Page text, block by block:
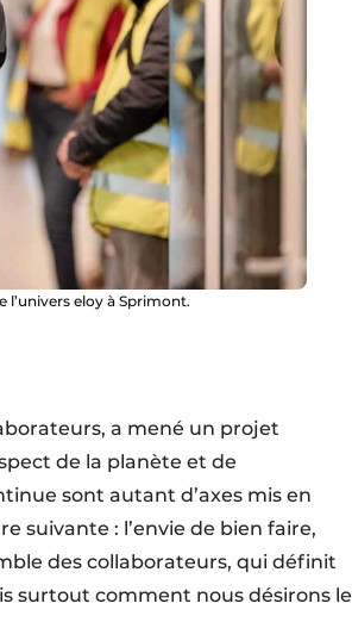
eloy à Sprimont.
a mené un projet
de la planète et de
sont autant d’axes mis en
suivante : l’envie de bien faire,
des collaborateurs, qui définit
surtout comment nous désirons le